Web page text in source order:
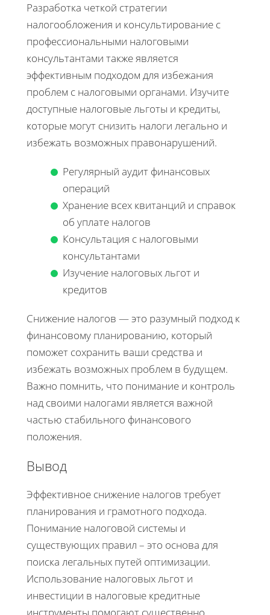
Разработка четкой стратегии
налогообложения и консультирование с
профессиональными налоговыми
консультантами также является
эффективным подходом для избежания
проблем с налоговыми органами. Изучите
доступные налоговые льготы и кредиты,
которые могут снизить налоги легально и
избежать возможных правонарушений.
Регулярный аудит финансовых
операций
Хранение всех квитанций и справок
об уплате налогов
Консультация с налоговыми
консультантами
Изучение налоговых льгот и
кредитов
Снижение налогов — это разумный подход к
финансовому планированию, который
поможет сохранить ваши средства и
избежать возможных проблем в будущем.
Важно помнить, что понимание и контроль
над своими налогами является важной
частью стабильного финансового
положения.
Вывод
Эффективное снижение налогов требует
планирования и грамотного подхода.
Понимание налоговой системы и
существующих правил – это основа для
поиска легальных путей оптимизации.
Использование налоговых льгот и
инвестиции в налоговые кредитные
инструменты помогают существенно